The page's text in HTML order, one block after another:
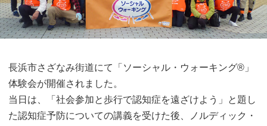
長浜市さざなみ街道にて「ソーシャル・ウォーキング®」
体験会が開催されました。
当日は、「社会参加と歩行で認知症を遠ざけよう」と題し
た認知症予防についての講義を受けた後、ノルディック・